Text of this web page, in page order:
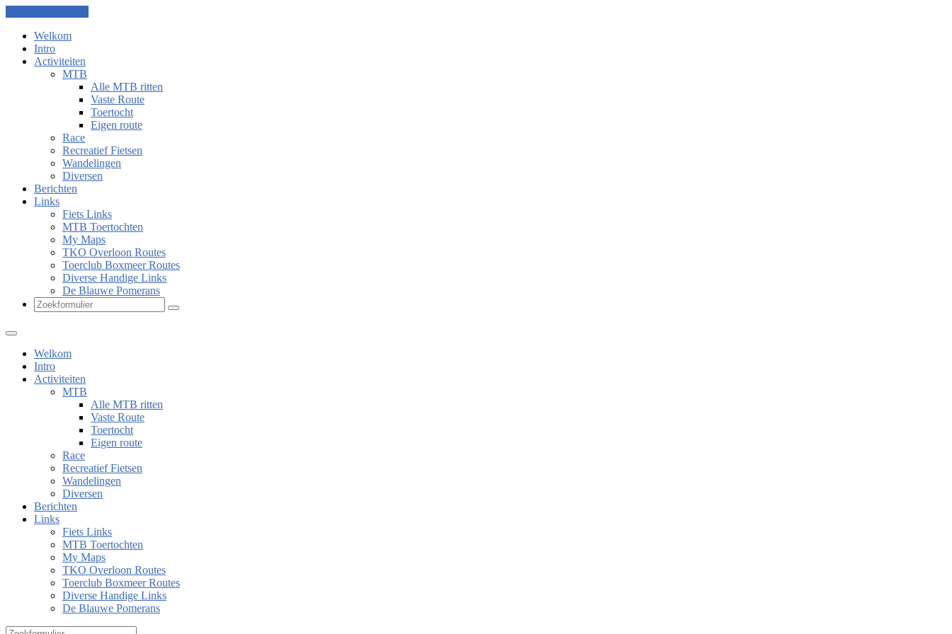
Welkom
Intro
Activiteiten
MTB
Alle MTB ritten
Vaste Route
Toertocht
Eigen route
Race
Recreatief Fietsen
Wandelingen
Diversen
Berichten
Links
Fiets Links
MTB Toertochten
My Maps
TKO Overloon Routes
Toerclub Boxmeer Routes
Diverse Handige Links
De Blauwe Pomerans
Zoeken
Welkom
Intro
Activiteiten
MTB
Alle MTB ritten
Vaste Route
Toertocht
Eigen route
Race
Recreatief Fietsen
Wandelingen
Diversen
Berichten
Links
Fiets Links
MTB Toertochten
My Maps
TKO Overloon Routes
Toerclub Boxmeer Routes
Diverse Handige Links
De Blauwe Pomerans